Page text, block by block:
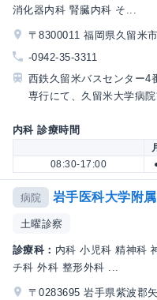
消化器内科 腎臓内科 そ...
〒8300011 福岡県久留米
-0942-35-3311
西鉄久留米バスセンター4
専行にて、久留米大学病院
内科 診療時間
08:30-17:00
病院 岩手医科大学附
土曜診察
診療科： 内科 小児科 精神科
チ科 外科 整形外科 ...
〒0283695 岩手県紫波郡